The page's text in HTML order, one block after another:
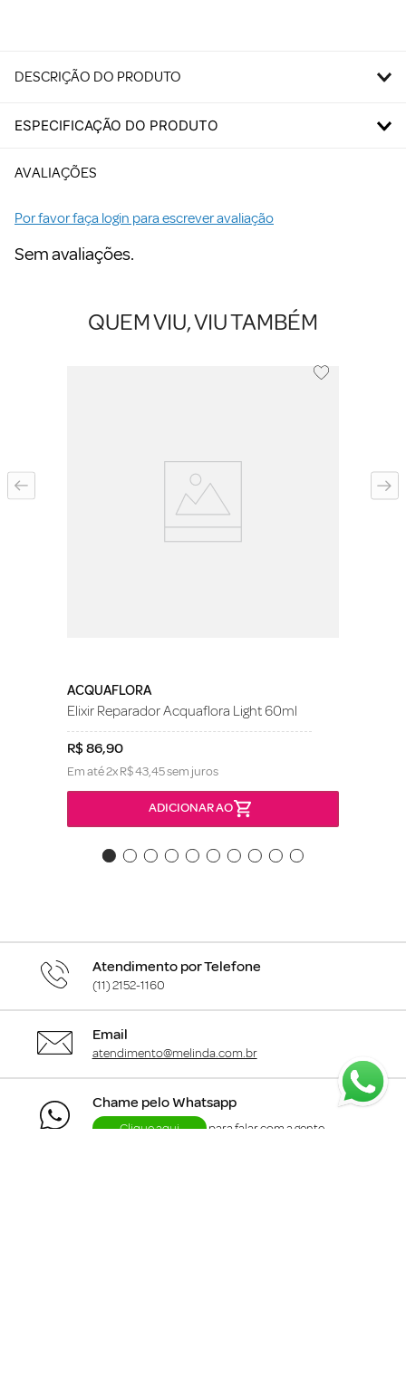
DESCRIÇÃO DO PRODUTO
ESPECIFICAÇÃO DO PRODUTO
AVALIAÇÕES
Por favor faça login para escrever avaliação
Sem avaliações.
QUEM VIU, VIU TAMBÉM
ACQUAFLORA
Elixir Reparador Acquaflora Light 60ml
R$86,90
Em até2xR$43,45sem juros
ADICIONAR AO
Atendimento por Telefone
(11) 2152-1160
Email
atendimento@melinda.com.br
Chame pelo Whatsapp
Clique aqui para falar com a gente